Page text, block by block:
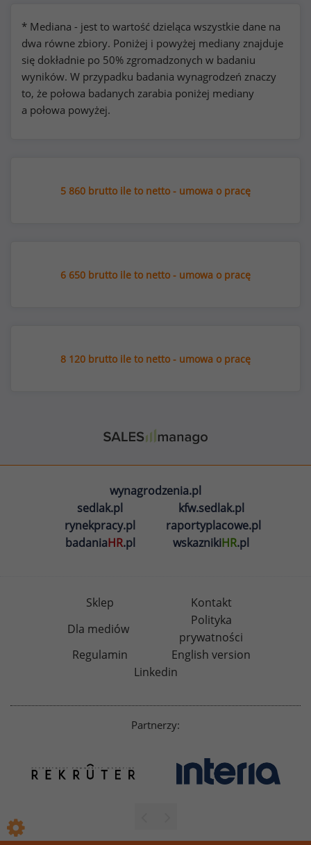
* Mediana - jest to wartość dzieląca wszystkie dane na
dwa równe zbiory. Poniżej i powyżej mediany znajduje
się dokładnie po 50% zgromadzonych w badaniu
wyników. W przypadku badania wynagrodzeń znaczy
to, że połowa badanych zarabia poniżej mediany
a połowa powyżej.
5 860 brutto ile to netto - umowa o pracę
6 650 brutto ile to netto - umowa o pracę
8 120 brutto ile to netto - umowa o pracę
wynagrodzenia.pl
sedlak.pl
kfw.sedlak.pl
rynekpracy.pl
raportyplacowe.pl
badaniaHR.pl wskaznikiHR.pl
Sklep
Kontakt
Dla mediów
Polityka
prywatności
Regulamin
English version
Linkedin
Partnerzy: